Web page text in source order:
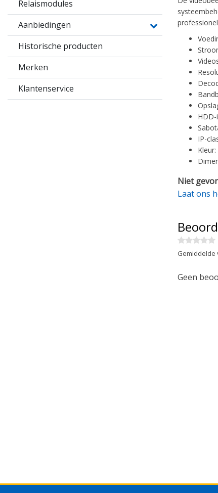
Relaismodules
Aanbiedingen
Historische producten
Merken
Klantenservice
IP-
Niet
Laat ons
Gemiddelde
Geen